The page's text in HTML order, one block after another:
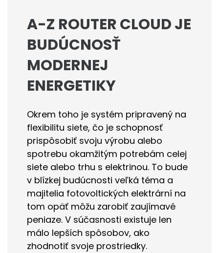
A-Z ROUTER CLOUD JE
BUDÚCNOSŤ
MODERNEJ
ENERGETIKY
Okrem toho je systém pripravený na
flexibilitu siete, čo je schopnosť
prispôsobiť svoju výrobu alebo
spotrebu okamžitým potrebám celej
siete alebo trhu s elektrinou. To bude
v blízkej budúcnosti veľká téma a
majitelia fotovoltických elektrární na
tom opäť môžu zarobiť zaujímavé
peniaze. V súčasnosti existuje len
málo lepších spôsobov, ako
zhodnotiť svoje prostriedky.